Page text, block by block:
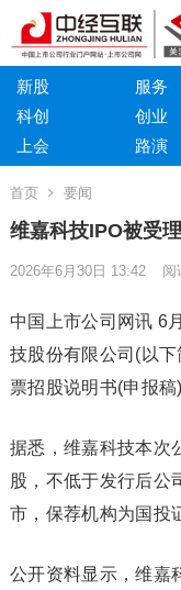
新股 服务
科创
创业
上会
路演
首页 要闻
维嘉科技IPO被受
2026年6月30日 13:42 阅
中国上市公司网讯 6
技股份有限公司(以下
票招股说明书(申报稿
据悉，维嘉科技本次
股，不低于发行后公
市，保荐机构为国投
公开资料显示，维嘉